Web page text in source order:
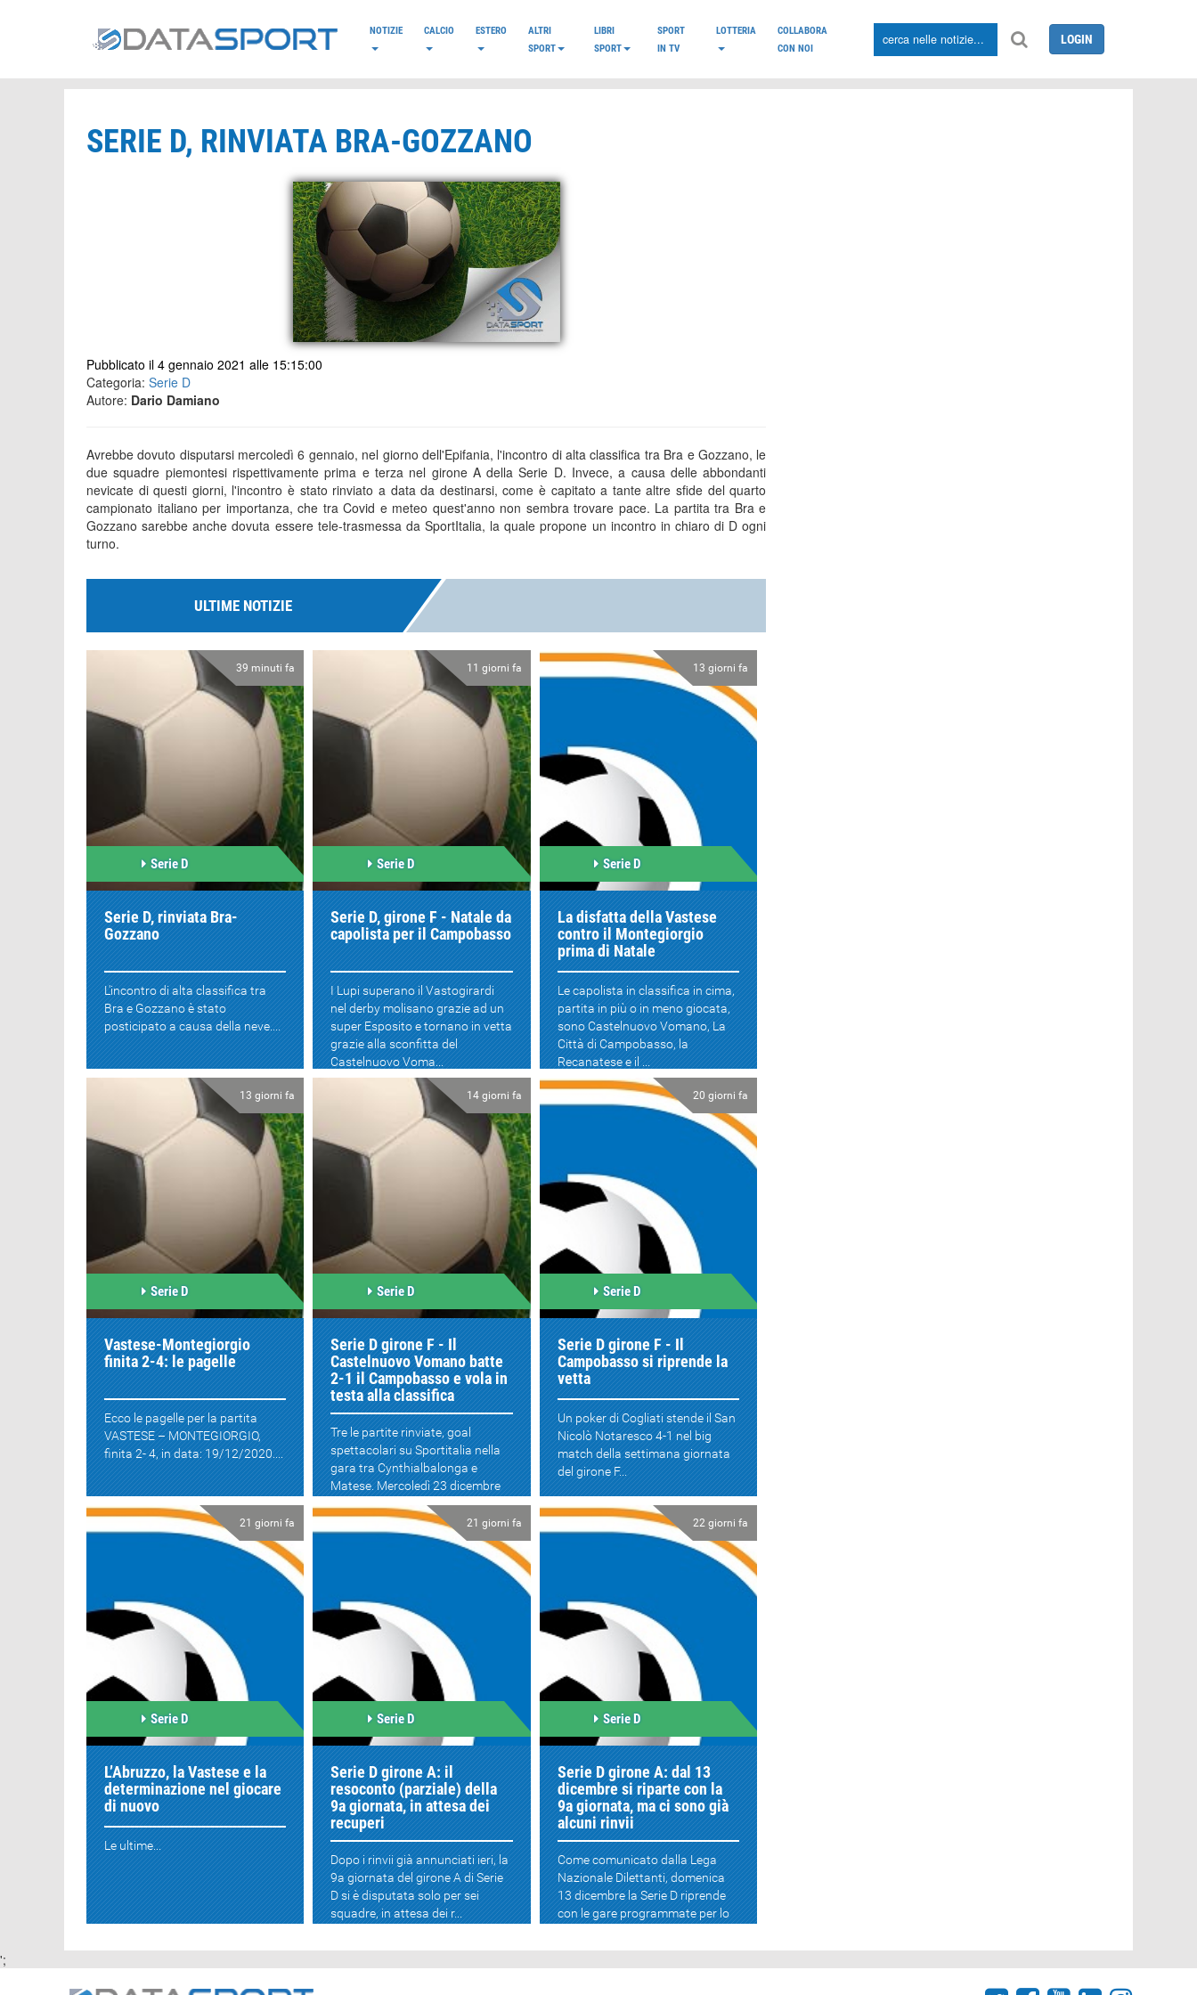
NOTIZIE CALCIO ESTERO
ALTRI
SPORT
LIBRI
SPORT
SPORT
IN TV
LOTTERIA
COLLABORA
CON NOI
LOGIN
SERIE D, RINVIATA BRA-GOZZANO
Pubblicato il 4 gennaio 2021 alle 15:15:00
Categoria: Serie D
Autore: Dario Damiano
Avrebbe dovuto disputarsi mercoledì 6 gennaio, nel giorno dell'Epifania, l'incontro di alta classifica tra Bra e Gozzano, le
due squadre piemontesi rispettivamente prima e terza nel girone A della Serie D. Invece, a causa delle abbondanti
nevicate di questi giorni, l'incontro è stato rinviato a data da destinarsi, come è capitato a tante altre sfide del quarto
campionato italiano per importanza, che tra Covid e meteo quest'anno non sembra trovare pace. La partita tra Bra e
Gozzano sarebbe anche dovuta essere tele-trasmessa da SportItalia, la quale propone un incontro in chiaro di D ogni
turno.
ULTIME NOTIZIE
39 minuti fa
Serie D
Serie D, rinviata Bra-
Gozzano
L'incontro di alta classifica tra
Bra e Gozzano è stato
posticipato a causa della neve....
11 giorni fa
Serie D
Serie D, girone F - Natale da
capolista per il Campobasso
I Lupi superano il Vastogirardi
nel derby molisano grazie ad un
super Esposito e tornano in vetta
grazie alla sconfitta del
Castelnuovo Voma...
13 giorni fa
Serie D
La disfatta della Vastese
contro il Montegiorgio
prima di Natale
Le capolista in classifica in cima,
partita in più o in meno giocata,
sono Castelnuovo Vomano, La
Città di Campobasso, la
Recanatese e il ...
13 giorni fa
Serie D
Vastese-Montegiorgio
finita 2-4: le pagelle
Ecco le pagelle per la partita
VASTESE – MONTEGIORGIO,
finita 2- 4, in data: 19/12/2020....
14 giorni fa
Serie D
Serie D girone F - Il
Castelnuovo Vomano batte
2-1 il Campobasso e vola in
testa alla classifica
Tre le partite rinviate, goal
spettacolari su Sportitalia nella
gara tra Cynthialbalonga e
Matese. Mercoledì 23 dicembre
di nuovo in campo ...
20 giorni fa
Serie D
Serie D girone F - Il
Campobasso si riprende la
vetta
Un poker di Cogliati stende il San
Nicolò Notaresco 4-1 nel big
match della settimana giornata
del girone F...
21 giorni fa
Serie D
L’Abruzzo, la Vastese e la
determinazione nel giocare
di nuovo
Le ultime...
21 giorni fa
Serie D
Serie D girone A: il
resoconto (parziale) della
9a giornata, in attesa dei
recuperi
Dopo i rinvii già annunciati ieri, la
9a giornata del girone A di Serie
D si è disputata solo per sei
squadre, in attesa dei r...
22 giorni fa
Serie D
Serie D girone A: dal 13
dicembre si riparte con la
9a giornata, ma ci sono già
alcuni rinvii
Come comunicato dalla Lega
Nazionale Dilettanti, domenica
13 dicembre la Serie D riprende
con le gare programmate per lo
';